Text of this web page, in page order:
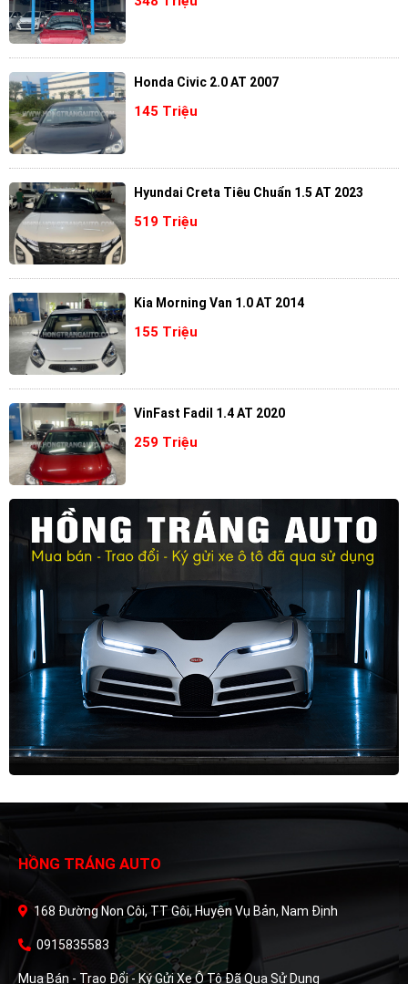
Honda Civic 2.0 AT 2007
145 Triệu
Hyundai Creta Tiêu Chuẩn 1.5 AT 2023
519 Triệu
Kia Morning Van 1.0 AT 2014
155 Triệu
VinFast Fadil 1.4 AT 2020
259 Triệu
HỒNG TRÁNG AUTO
168 Đường Non Côi, TT Gôi, Huyện Vụ Bản, Nam Định
0915835583
Mua Bán - Trao Đổi - Ký Gửi Xe Ô Tô Đã Qua Sử Dụng